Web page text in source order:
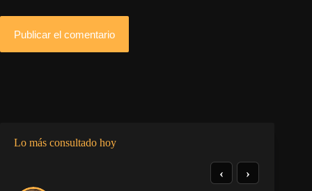
Publicar el comentario
Lo más consultado hoy
‹ ›